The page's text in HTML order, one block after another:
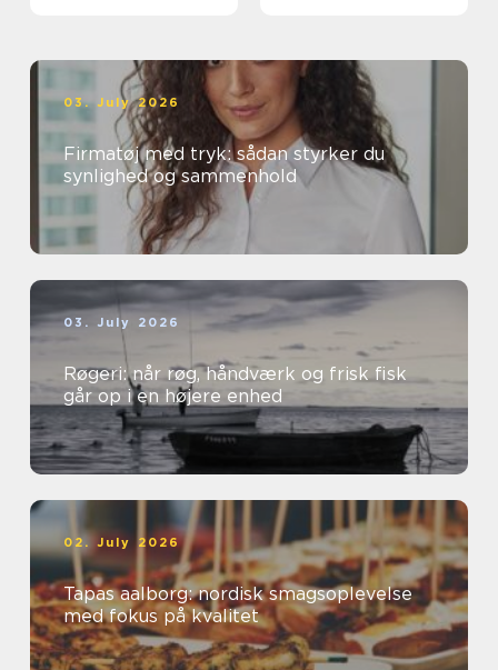
03. July 2026
Firmatøj med tryk: sådan styrker du
synlighed og sammenhold
03. July 2026
Røgeri: når røg, håndværk og frisk fisk
går op i en højere enhed
02. July 2026
Tapas aalborg: nordisk smagsoplevelse
med fokus på kvalitet